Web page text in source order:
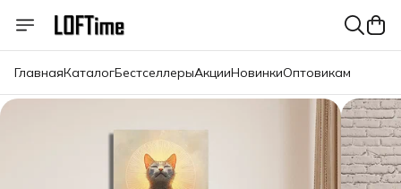
ГлавнаяКаталогБестселлерыАкцииНовинкиОптовикам